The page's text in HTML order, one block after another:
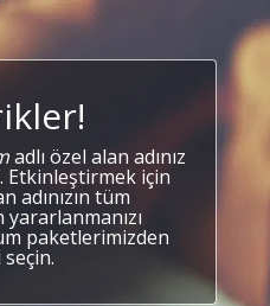
adlı özel alan adınız
Etkinleştirmek için
adınızın tüm
paketlerimizden